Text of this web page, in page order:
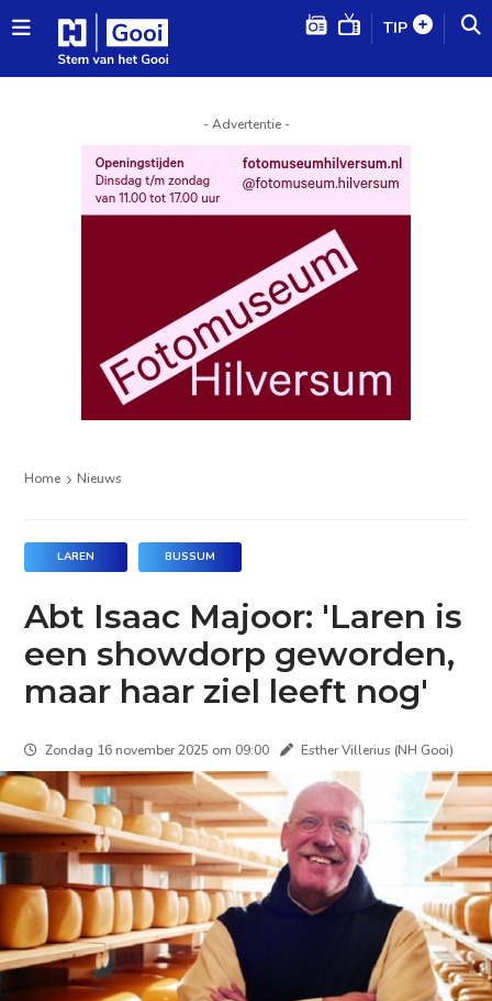
TIP
- Advertentie -
Home Nieuws
LAREN BUSSUM
Abt Isaac Majoor: 'Laren is
een showdorp geworden,
maar haar ziel leeft nog'
Zondag 16 november 2025 om 09:00 Esther Villerius (NH Gooi)